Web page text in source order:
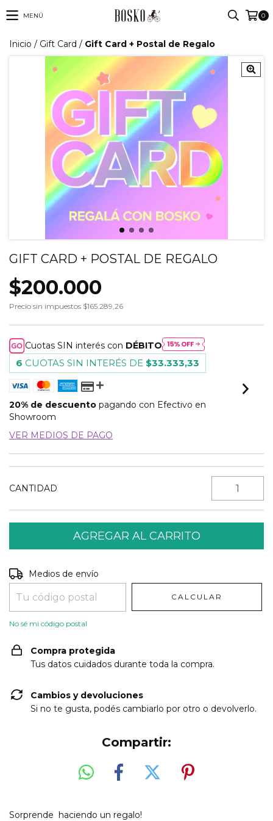
MENÚ 0
Inicio / Gift Card / Gift Card + Postal de Regalo
GIFT CARD + POSTAL DE REGALO
$200.000
Precio sin impuestos $165.289,26
Cuotas SIN interés con DÉBITO
6 CUOTAS SIN INTERÉS DE $33.333,33
20% de descuento pagando con Efectivo en
Showroom
VER MEDIOS DE PAGO
CANTIDAD
Entregas para el CP:
Medios de envío
CALCULAR
No sé mi código postal
Compra protegida
Tus datos cuidados durante toda la compra.
Cambios y devoluciones
Si no te gusta, podés cambiarlo por otro o devolverlo.
Compartir:
Sorprende haciendo un regalo!